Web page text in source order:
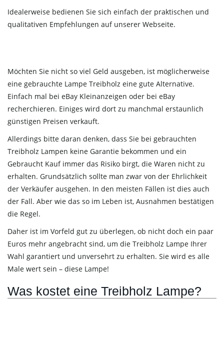
Idealerweise bedienen Sie sich einfach der praktischen und
qualitativen Empfehlungen auf unserer Webseite.
Möchten Sie nicht so viel Geld ausgeben, ist möglicherweise
eine gebrauchte Lampe Treibholz eine gute Alternative.
Einfach mal bei eBay Kleinanzeigen oder bei eBay
recherchieren. Einiges wird dort zu manchmal erstaunlich
günstigen Preisen verkauft.
Allerdings bitte daran denken, dass Sie bei gebrauchten
Treibholz Lampen keine Garantie bekommen und ein
Gebraucht Kauf immer das Risiko birgt, die Waren nicht zu
erhalten. Grundsätzlich sollte man zwar von der Ehrlichkeit
der Verkäufer ausgehen. In den meisten Fällen ist dies auch
der Fall. Aber wie das so im Leben ist, Ausnahmen bestätigen
die Regel.
Daher ist im Vorfeld gut zu überlegen, ob nicht doch ein paar
Euros mehr angebracht sind, um die Treibholz Lampe Ihrer
Wahl garantiert und unversehrt zu erhalten. Sie wird es alle
Male wert sein – diese Lampe!
Was kostet eine Treibholz Lampe?